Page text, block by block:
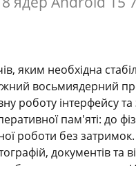
яким необхідна
восьмиядерний
роботу інтерфейсу
пам'яті: до
роботи без
документів та
обмеження простору.